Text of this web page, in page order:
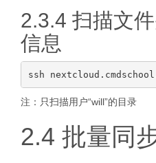
2.3.4 扫描文
信息
注：只扫描用户“will”的目录
2.4 批量同